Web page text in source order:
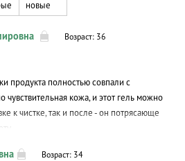
новые
Возраст: 36
продукта полностью совпали с
чувствительная кожа, и этот гель можно
к чистке, так и после - он потрясающе
Возраст: 34